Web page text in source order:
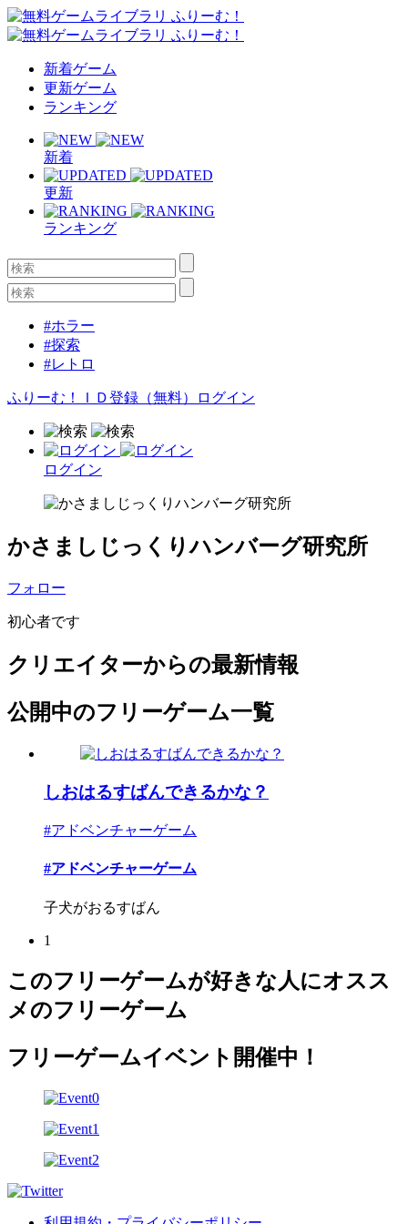
新着ゲーム
更新ゲーム
ランキング
新着
更新
ランキング
#ホラー
#探索
#レトロ
ふりーむ！ＩＤ登録（無料） ログイン
ログイン
かさましじっくりハンバーグ研究所
フォロー
初心者です
クリエイターからの最新情報
公開中のフリーゲーム一覧
しおはるすばんできるかな？
#アドベンチャーゲーム
#アドベンチャーゲーム
子犬がおるすばん
1
このフリーゲームが好きな人にオスス
メのフリーゲーム
フリーゲームイベント開催中！